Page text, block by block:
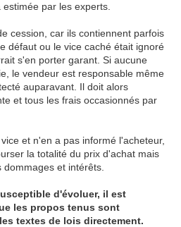
par les experts.
cession, car ils contiennent parfois
défaut ou le vice caché était ignoré
s'en porter garant. Si aucune
le vendeur est responsable même
auparavant. Il doit alors
et tous les frais occasionnés par
et n'en a pas informé l'acheteur,
la totalité du prix d'achat mais
et intérêts.
d'évoluer, il est
les propos tenus sont
textes de lois directement.